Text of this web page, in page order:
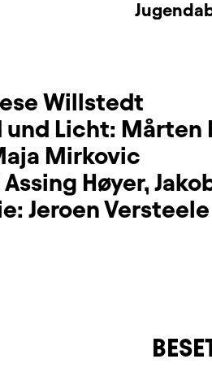
Willstedt
und Licht: Mårten
Mirkovic
Assing Høyer,
Jeroen Versteele